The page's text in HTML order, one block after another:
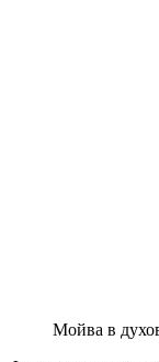
Мойва в